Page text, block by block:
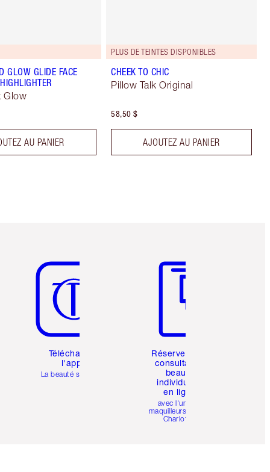
GLOW GLIDE FACE
Glow
AU PANIER
PLUS DE TEINTES DISPONIBLES
CHEEK TO CHIC
Pillow Talk Original
58,50 $
AJOUTEZ AU PANIER
Téléchargez
l'appli
La beauté simplifiée
Réservez une
consultation
beauté
individuelle
en ligne
avec l'un des
maquilleurs pro de
Charlotte.